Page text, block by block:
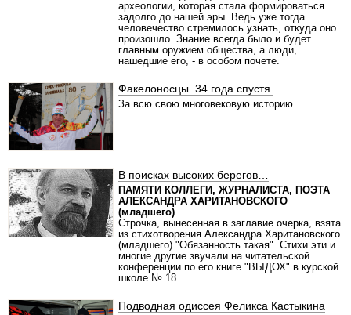
археологии, которая стала формироваться
задолго до нашей эры. Ведь уже тогда
человечество стремилось узнать, откуда оно
произошло. Знание всегда было и будет
главным оружием общества, а люди,
нашедшие его, - в особом почете.
Факелоносцы. 34 года спустя.
За всю свою многовековую историю...
В поисках высоких берегов…
ПАМЯТИ КОЛЛЕГИ, ЖУРНАЛИСТА, ПОЭТА
АЛЕКСАНДРА ХАРИТАНОВСКОГО
(младшего)
Строчка, вынесенная в заглавие очерка, взята
из стихотворения Александра Харитановского
(младшего) "Обязанность такая". Стихи эти и
многие другие звучали на читательской
конференции по его книге "ВЫДОХ" в курской
школе № 18.
Подводная одиссея Феликса Кастыкина